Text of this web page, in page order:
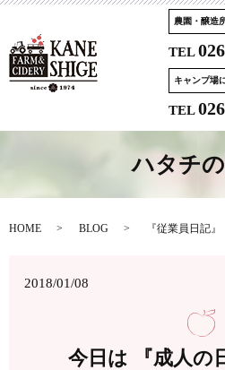
農園・醸造
TEL
キャンプ場
TEL
ハタチ
HOME BLOG 『従業員日記』
2018/01/08
今日は 『成人の